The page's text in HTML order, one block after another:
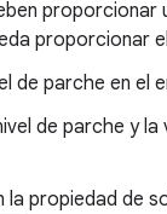
proporcionar
proporcionar
de parche en el
de parche y
la propiedad de